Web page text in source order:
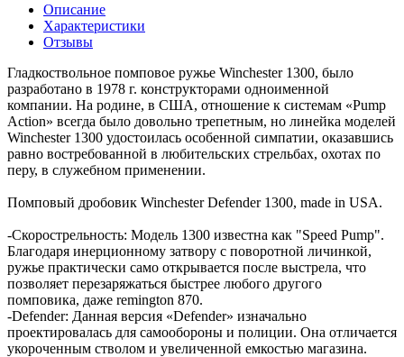
Описание
Характеристики
Отзывы
Гладкоствольное помповое ружье Winchester 1300, было
разработано в 1978 г. конструкторами одноименной
компании. На родине, в США, отношение к системам «Pump
Action» всегда было довольно трепетным, но линейка моделей
Winchester 1300 удостоилась особенной симпатии, оказавшись
равно востребованной в любительских стрельбах, охотах по
перу, в служебном применении.
Помповый дробовик Winchester Defender 1300, made in USA.
-Скорострельность: Модель 1300 известна как "Speed Pump".
Благодаря инерционному затвору с поворотной личинкой,
ружье практически само открывается после выстрела, что
позволяет перезаряжаться быстрее любого другого
помповика, даже remington 870.
-Defender: Данная версия «Defender» изначально
проектировалась для самообороны и полиции. Она отличается
укороченным стволом и увеличенной емкостью магазина.